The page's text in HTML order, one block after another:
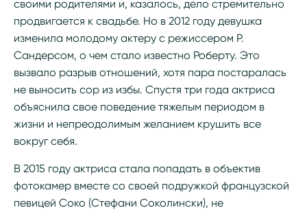
своими родителями и, казалось, дело стремительно
продвигается к свадьбе. Но в 2012 году девушка
изменила молодому актеру с режиссером Р.
Сандерсом, о чем стало известно Роберту. Это
вызвало разрыв отношений, хотя пара постаралась
не выносить сор из избы. Спустя три года актриса
объяснила свое поведение тяжелым периодом в
жизни и непреодолимым желанием крушить все
вокруг себя.
В 2015 году актриса стала попадать в объектив
фотокамер вместе со своей подружкой французской
певицей Соко (Стефани Соколински), не